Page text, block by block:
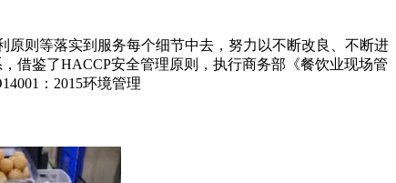
则等落实到服务每个细节中去，努力以不断改良、不断进
借鉴了HACCP安全管理原则，执行商务部《餐饮业现场管
：2015环境管理